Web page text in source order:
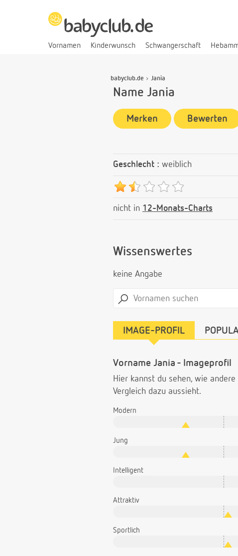
Vornamen Kinderwunsch Schwangerschaft
babyclub.de Jania
Name Jania
Merken Bewerten
Geschlecht : weiblich
nicht in 12-Monats-Charts
Wissenswertes
keine Angabe
IMAGE-PROFIL
Vorname Jania - Imageprofil
Hier kannst du sehen, wie
Vergleich dazu aussieht.
Modern
Jung
Intelligent
Attraktiv
Sportlich